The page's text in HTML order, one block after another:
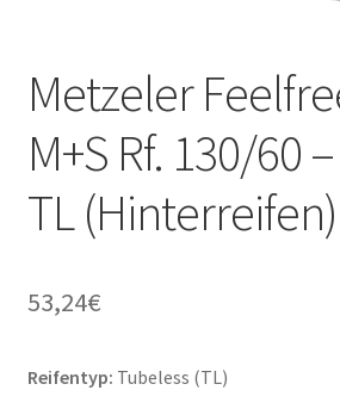
Metzeler
M+S Rf. 130/60
TL (Hinterreifen)
53,24€
Reifentyp: Tubeless (TL)